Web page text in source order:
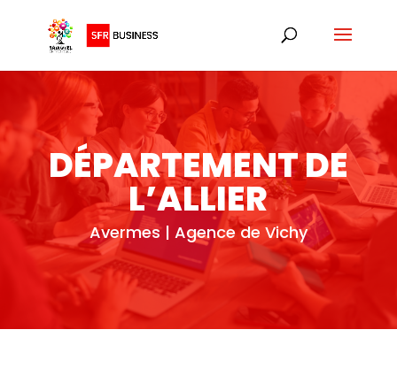
DÉPARTEMENT DE
L’ALLIER
Avermes | Agence de Vichy